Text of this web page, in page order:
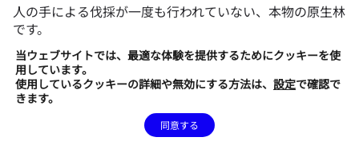
人の手による伐採が一度も行われていない、本物の原生林
です。
さらに、その上部山岳地帯にはトルノヴァチコ湖。
バルカン半島でも屈指の美しさを持つ高山湖として知られ
当ウェブサイトでは、最適な体験を提供するためにクッキーを使
用しています。
使用しているクッキーの詳細や無効にする方法は、 設定で確認で
きます。
同意する